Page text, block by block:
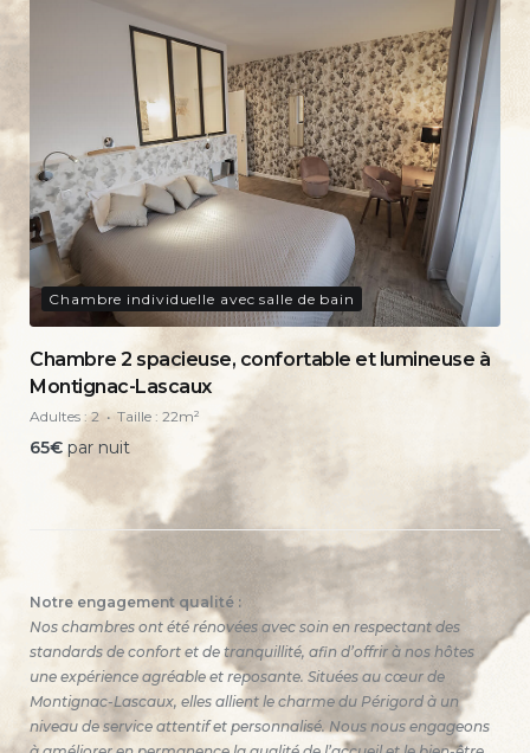
Chambre individuelle avec salle de bain
Chambre 2 spacieuse, confortable et lumineuse à
Montignac-Lascaux
Adultes :2 Taille : 22m²
65€ par nuit
Notre engagement qualité :
Nos chambres ont été rénovées avec soin en respectant des
standards de confort et de tranquillité, afin d’offrir à nos hôtes
une expérience agréable et reposante. Situées au cœur de
Montignac-Lascaux, elles allient le charme du Périgord à un
niveau de service attentif et personnalisé. Nous nous engageons